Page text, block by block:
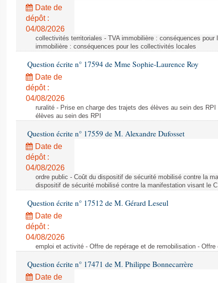
Date de
dépôt :
04/08/2026
collectivités territoriales - TVA immobilière : conséquences
immobilière : conséquences pour les collectivités locales
Question écrite n° 17594 de Mme Sophie-Laurence Roy
Date de
dépôt :
04/08/2026
ruralité - Prise en charge des trajets des élèves au sein des
élèves au sein des RPI
Question écrite n° 17559 de M. Alexandre Dufosset
Date de
dépôt :
04/08/2026
ordre public - Coût du dispositif de sécurité mobilisé contre la
dispositif de sécurité mobilisé contre la manifestation visant le
Question écrite n° 17512 de M. Gérard Leseul
Date de
dépôt :
04/08/2026
emploi et activité - Offre de repérage et de remobilisation -
Question écrite n° 17471 de M. Philippe Bonnecarrère
Date de